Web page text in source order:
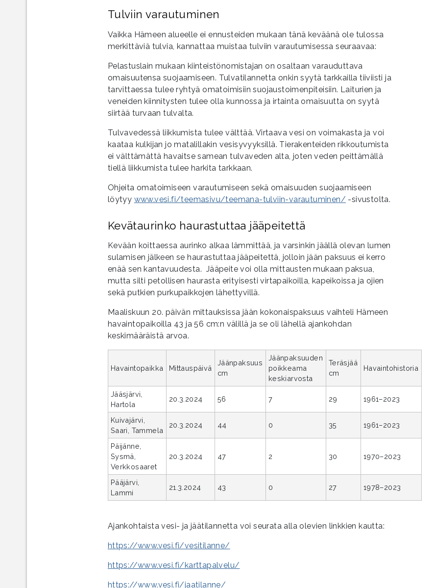
Tulviin varautuminen
Vaikka Hämeen alueelle ei ennusteiden mukaan tänä keväänä ole tulossa
merkittäviä tulvia, kannattaa muistaa tulviin varautumisessa seuraavaa:
Pelastuslain mukaan kiinteistönomistajan on osaltaan varauduttava
omaisuutensa suojaamiseen. Tulvatilannetta onkin syytä tarkkailla tiiviisti ja
tarvittaessa tulee ryhtyä omatoimisiin suojaustoimenpiteisiin. Laiturien ja
veneiden kiinnitysten tulee olla kunnossa ja irtainta omaisuutta on syytä
siirtää turvaan tulvalta.
Tulvavedessä liikkumista tulee välttää. Virtaava vesi on voimakasta ja voi
kaataa kulkijan jo matalillakin vesisyvyyksillä. Tierakenteiden rikkoutumista
ei välttämättä havaitse samean tulvaveden alta, joten veden peittämällä
tiellä liikkumista tulee harkita tarkkaan.
Ohjeita omatoimiseen varautumiseen sekä omaisuuden suojaamiseen
löytyy www.vesi.fi/teemasivu/teemana-tulviin-varautuminen/ -sivustolta.
Kevätaurinko haurastuttaa jääpeitettä
Kevään koittaessa aurinko alkaa lämmittää, ja varsinkin jäällä olevan lumen
sulamisen jälkeen se haurastuttaa jääpeitettä, jolloin jään paksuus ei kerro
enää sen kantavuudesta. Jääpeite voi olla mittausten mukaan paksua,
mutta silti petollisen haurasta erityisesti virtapaikoilla, kapeikoissa ja ojien
sekä putkien purkupaikkojen lähettyvillä.
Maaliskuun 20. päivän mittauksissa jään kokonaispaksuus vaihteli Hämeen
havaintopaikoilla 43 ja 56 cm:n välillä ja se oli lähellä ajankohdan
keskimääräistä arvoa.
Havaintopaikka Mittauspäivä
Jäänpaksuus
cm
Jäänpaksuuden
poikkeama
keskiarvosta
Teräsjää
cm
Havaintohistoria
Jääsjärvi,
Hartola
20.3.2024 56 7 29 1961–2023
Kuivajärvi,
Saari, Tammela
20.3.2024 44 0 35 1961–2023
Päijänne,
Sysmä,
Verkkosaaret
20.3.2024 47 2 30 1970–2023
Pääjärvi,
Lammi
21.3.2024 43 0 27 1978–2023
Ajankohtaista vesi- ja jäätilannetta voi seurata alla olevien linkkien kautta:
https://www.vesi.fi/vesitilanne/
https://www.vesi.fi/karttapalvelu/
https://www.vesi.fi/jaatilanne/